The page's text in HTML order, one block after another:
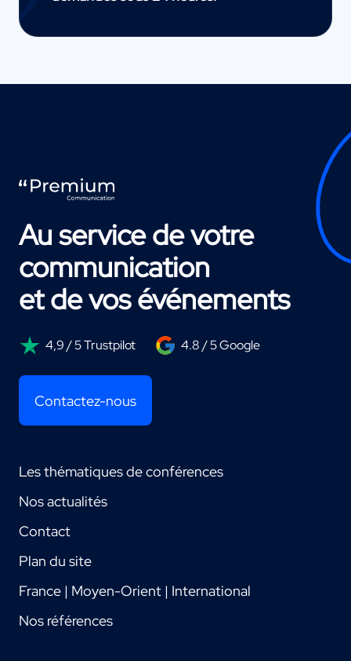
Au service de votre
communication
et de vos événements
4,9 / 5 Trustpilot 4.8 / 5 Google
Contactez-nous
Les thématiques de conférences
Nos actualités
Contact
Plan du site
France | Moyen-Orient | International
Nos références